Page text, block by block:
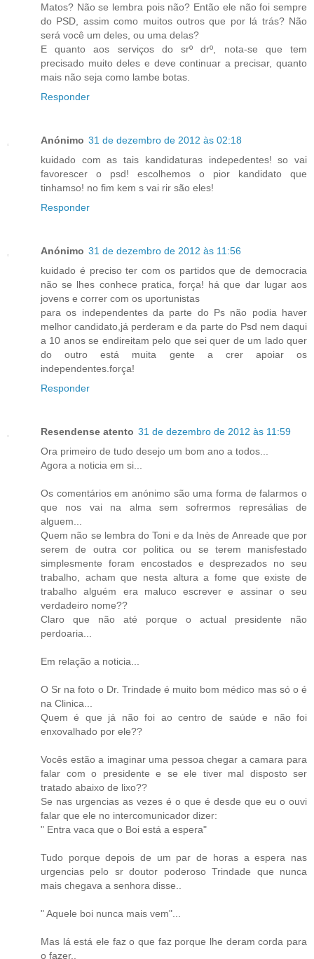
Matos? Não se lembra pois não? Então ele não foi sempre
do PSD, assim como muitos outros que por lá trás? Não
será você um deles, ou uma delas?
E quanto aos serviços do srº drº, nota-se que tem
precisado muito deles e deve continuar a precisar, quanto
mais não seja como lambe botas.
Responder
Anónimo 31 de dezembro de 2012 às 02:18
kuidado com as tais kandidaturas indepedentes! so vai
favorescer o psd! escolhemos o pior kandidato que
tinhamso! no fim kem s vai rir são eles!
Responder
Anónimo 31 de dezembro de 2012 às 11:56
kuidado é preciso ter com os partidos que de democracia
não se lhes conhece pratica, força! há que dar lugar aos
jovens e correr com os uportunistas
para os independentes da parte do Ps não podia haver
melhor candidato,já perderam e da parte do Psd nem daqui
a 10 anos se endireitam pelo que sei quer de um lado quer
do outro está muita gente a crer apoiar os
independentes.força!
Responder
Resendense atento 31 de dezembro de 2012 às 11:59
Ora primeiro de tudo desejo um bom ano a todos...
Agora a noticia em si...
Os comentários em anónimo são uma forma de falarmos o
que nos vai na alma sem sofrermos represálias de
alguem...
Quem não se lembra do Toni e da Inès de Anreade que por
serem de outra cor politica ou se terem manisfestado
simplesmente foram encostados e desprezados no seu
trabalho, acham que nesta altura a fome que existe de
trabalho alguém era maluco escrever e assinar o seu
verdadeiro nome??
Claro que não até porque o actual presidente não
perdoaria...
Em relação a noticia...
O Sr na foto o Dr. Trindade é muito bom médico mas só o é
na Clinica...
Quem é que já não foi ao centro de saúde e não foi
enxovalhado por ele??
Vocês estão a imaginar uma pessoa chegar a camara para
falar com o presidente e se ele tiver mal disposto ser
tratado abaixo de lixo??
Se nas urgencias as vezes é o que é desde que eu o ouvi
falar que ele no intercomunicador dizer:
" Entra vaca que o Boi está a espera"
Tudo porque depois de um par de horas a espera nas
urgencias pelo sr doutor poderoso Trindade que nunca
mais chegava a senhora disse..
" Aquele boi nunca mais vem"...
Mas lá está ele faz o que faz porque lhe deram corda para
o fazer..